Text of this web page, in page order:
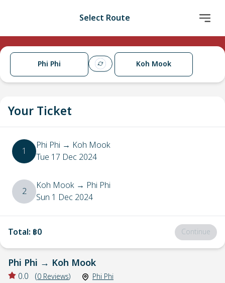
Select Route
Phi Phi Koh Mook
Your Ticket
1 Phi Phi → Koh Mook
Tue 17 Dec 2024
2 Koh Mook → Phi Phi
Sun 1 Dec 2024
Total: ฿0 Continue
Phi Phi → Koh Mook
0.0 (0 Reviews) Phi Phi